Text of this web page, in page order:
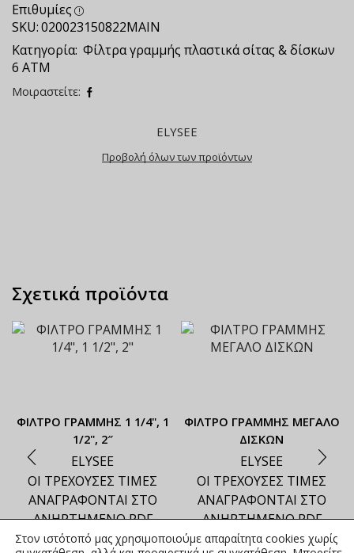
Επιθυμίες
SKU:020023150822ΜΑΙΝ
Κατηγορία: Φίλτρα γραμμής πλαστικά σίτας & δίσκων
6 ΑΤΜ
Μοιραστείτε:
ELYSEE
Προβολή όλων των προϊόντων
Σχετικά προϊόντα
ΦΙΛΤΡΟ ΓΡΑΜΜΗΣ 1 1/4", 1
1/2", 2″
ELYSEE
ΟΙ ΤΡΕΧΟΥΣΕΣ ΤΙΜΕΣ
ΑΝΑΓΡΑΦΟΝΤΑΙ ΣΤΟ
ΑΝΗΡΤΗΜΕΝΟ PDF
ΦΙΛΤΡΟ ΓΡΑΜΜΗΣ ΜΕΓΑΛΟ
ΔΙΣΚΩΝ
ELYSEE
ΟΙ ΤΡΕΧΟΥΣΕΣ ΤΙΜΕΣ
ΑΝΑΓΡΑΦΟΝΤΑΙ ΣΤΟ
ΑΝΗΡΤΗΜΕΝΟ PDF
Στον ιστότοπό μας χρησιμοποιούμε απαραίτητα cookies χωρίς